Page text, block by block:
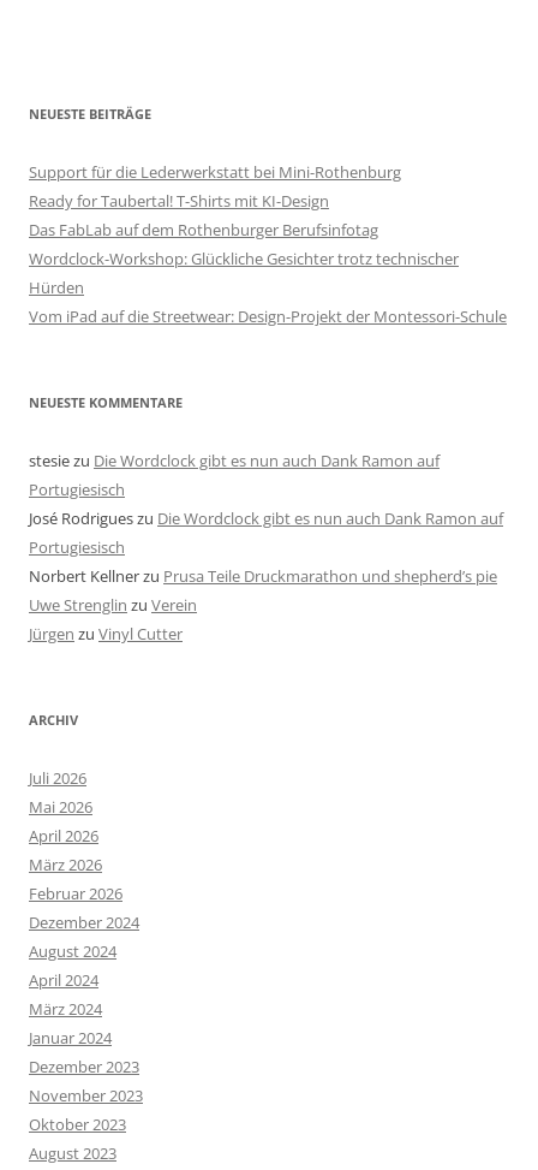
NEUESTE BEITRÄGE
Support für die Lederwerkstatt bei Mini-Rothenburg
Ready for Taubertal! T-Shirts mit KI-Design
Das FabLab auf dem Rothenburger Berufsinfotag
Wordclock-Workshop: Glückliche Gesichter trotz technischer
Hürden
Vom iPad auf die Streetwear: Design-Projekt der Montessori-Schule
NEUESTE KOMMENTARE
stesiezu Die Wordclock gibt es nun auch Dank Ramon auf
Portugiesisch
José Rodrigueszu Die Wordclock gibt es nun auch Dank Ramon auf
Portugiesisch
Norbert Kellnerzu Prusa Teile Druckmarathon und shepherd’s pie
Uwe Strenglin zu Verein
Jürgen zu Vinyl Cutter
ARCHIV
Juli 2026
Mai 2026
April 2026
März 2026
Februar 2026
Dezember 2024
August 2024
April 2024
März 2024
Januar 2024
Dezember 2023
November 2023
Oktober 2023
August 2023